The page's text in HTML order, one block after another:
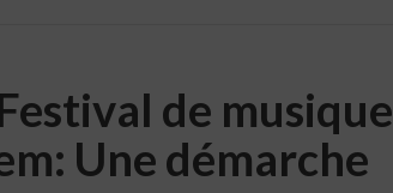
de musique
Une démarche